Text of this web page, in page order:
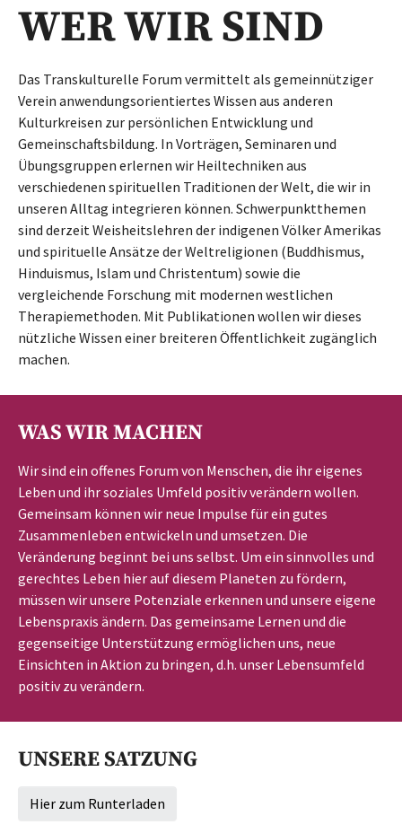
WER WIR SIND
Das Transkulturelle Forum vermittelt als gemeinnütziger
Verein anwendungsorientiertes Wissen aus anderen
Kulturkreisen zur persönlichen Entwicklung und
Gemeinschaftsbildung. In Vorträgen, Seminaren und
Übungsgruppen erlernen wir Heiltechniken aus
verschiedenen spirituellen Traditionen der Welt, die wir in
unseren Alltag integrieren können. Schwerpunktthemen
sind derzeit Weisheitslehren der indigenen Völker Amerikas
und spirituelle Ansätze der Weltreligionen (Buddhismus,
Hinduismus, Islam und Christentum) sowie die
vergleichende Forschung mit modernen westlichen
Therapiemethoden. Mit Publikationen wollen wir dieses
nützliche Wissen einer breiteren Öffentlichkeit zugänglich
machen.
WAS WIR MACHEN
Wir sind ein offenes Forum von Menschen, die ihr eigenes
Leben und ihr soziales Umfeld positiv verändern wollen.
Gemeinsam können wir neue Impulse für ein gutes
Zusammenleben entwickeln und umsetzen. Die
Veränderung beginnt bei uns selbst. Um ein sinnvolles und
gerechtes Leben hier auf diesem Planeten zu fördern,
müssen wir unsere Potenziale erkennen und unsere eigene
Lebenspraxis ändern. Das gemeinsame Lernen und die
gegenseitige Unterstützung ermöglichen uns, neue
Einsichten in Aktion zu bringen, d.h. unser Lebensumfeld
positiv zu verändern.
UNSERE SATZUNG
Hier zum Runterladen